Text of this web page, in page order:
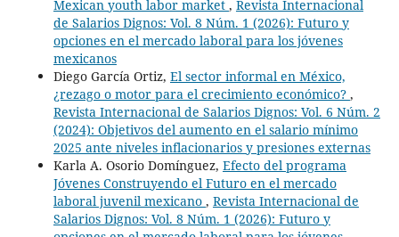
Mexican youth labor market , Revista Internacional
de Salarios Dignos: Vol. 8 Núm. 1 (2026): Futuro y
opciones en el mercado laboral para los jóvenes
mexicanos
Diego García Ortiz, El sector informal en México,
¿rezago o motor para el crecimiento económico? ,
Revista Internacional de Salarios Dignos: Vol. 6 Núm. 2
(2024): Objetivos del aumento en el salario mínimo
2025 ante niveles inflacionarios y presiones externas
Karla A. Osorio Domínguez, Efecto del programa
Jóvenes Construyendo el Futuro en el mercado
laboral juvenil mexicano , Revista Internacional de
Salarios Dignos: Vol. 8 Núm. 1 (2026): Futuro y